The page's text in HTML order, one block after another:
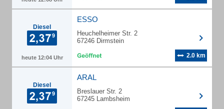
Diesel
heute 12:04 Uhr
ESSO
Heuchelheimer Str. 2
67246 Dirmstein
2.0 km
Diesel
ARAL
Breslauer Str. 2
67245 Lambsheim